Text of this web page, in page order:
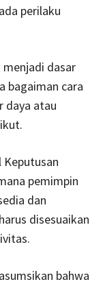
perilaku
dasar
bagaiman cara
daya atau
pemimpin
dan
disesuaikan
bahwa